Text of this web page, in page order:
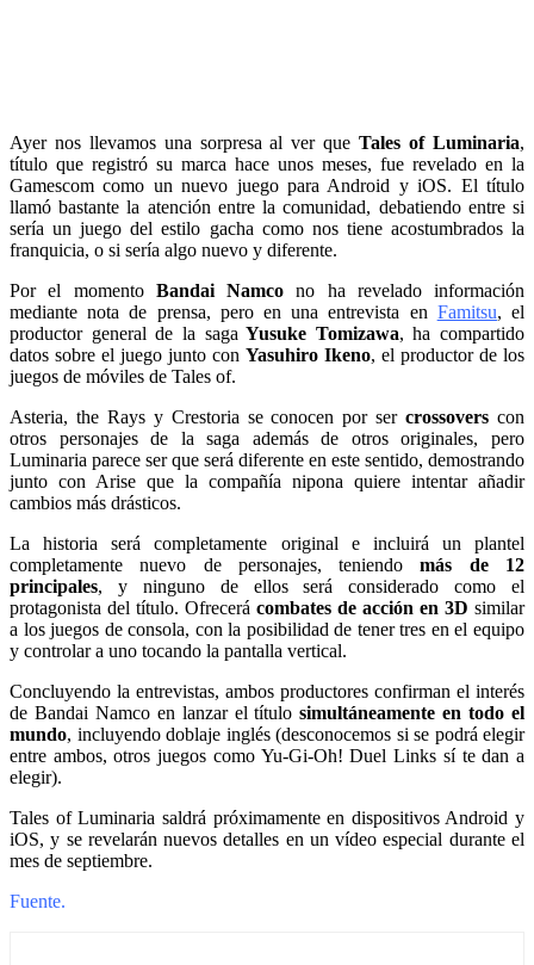
Ayer nos llevamos una sorpresa al ver queTales of Luminaria,
título que registró su marca hace unos meses, fue revelado en la
Gamescom como un nuevo juego para Android y iOS. El título
llamó bastante la atención entre la comunidad, debatiendo entre si
sería un juego del estilo gacha como nos tiene acostumbrados la
franquicia, o si sería algo nuevo y diferente.
Por el momento Bandai Namco no ha revelado información
mediante nota de prensa, pero en una entrevista en Famitsu, el
productor general de la saga Yusuke Tomizawa, ha compartido
datos sobre el juego junto con Yasuhiro Ikeno, el productor de los
juegos de móviles de Tales of.
Asteria, the Rays y Crestoria se conocen por sercrossovers con
otros personajes de la saga además de otros originales, pero
Luminaria parece ser que será diferente en este sentido, demostrando
junto con Arise que la compañía nipona quiere intentar añadir
cambios más drásticos.
La historia será completamente original e incluirá un plantel
completamente nuevo de personajes, teniendomás de 12
principales, y ninguno de ellos será considerado como el
protagonista del título. Ofrecerá combates de acción en 3D similar
a los juegos de consola, con la posibilidad de tener tres en el equipo
y controlar a uno tocando la pantalla vertical.
Concluyendo la entrevistas, ambos productores confirman el interés
de Bandai Namco en lanzar el título simultáneamente en todo el
mundo, incluyendo doblaje inglés (desconocemos si se podrá elegir
entre ambos, otros juegos como Yu-Gi-Oh! Duel Links sí te dan a
elegir).
Tales of Luminaria saldrá próximamente en dispositivos Android y
iOS, y se revelarán nuevos detalles en un vídeo especial durante el
mes de septiembre.
Fuente.